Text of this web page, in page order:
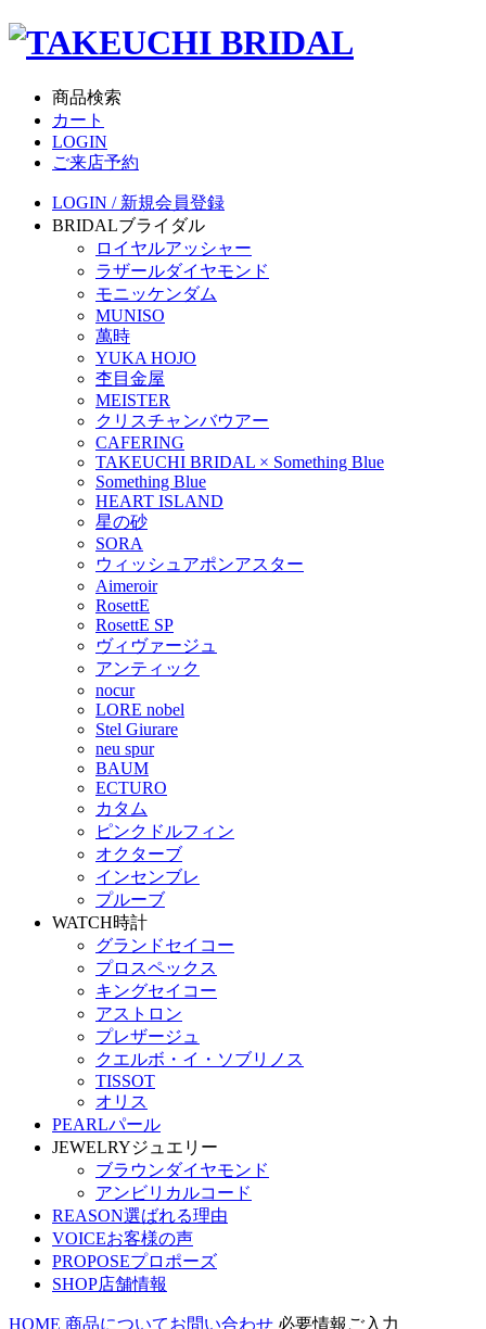
商品検索
カート
LOGIN
ご来店予約
LOGIN / 新規会員登録
BRIDALブライダル
ロイヤルアッシャー
ラザールダイヤモンド
モニッケンダム
MUNISO
萬時
YUKA HOJO
杢目金屋
MEISTER
クリスチャンバウアー
CAFERING
TAKEUCHI BRIDAL × Something Blue
Something Blue
HEART ISLAND
星の砂
SORA
ウィッシュアポンアスター
Aimeroir
RosettE
RosettE SP
ヴィヴァージュ
アンティック
nocur
LORE nobel
Stel Giurare
neu spur
BAUM
ECTURO
カタム
ピンクドルフィン
オクターブ
インセンブレ
プルーブ
WATCH時計
グランドセイコー
プロスペックス
キングセイコー
アストロン
プレザージュ
クエルボ・イ・ソブリノス
TISSOT
オリス
PEARLパール
JEWELRYジュエリー
ブラウンダイヤモンド
アンビリカルコード
REASON選ばれる理由
VOICEお客様の声
PROPOSEプロポーズ
SHOP店舗情報
HOME 商品についてお問い合わせ 必要情報ご入力